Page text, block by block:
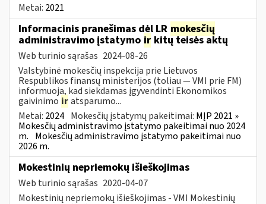
Metai: 2021
Informacinis pranešimas dėl LR mokesčių
administravimo įstatymo ir kitų teisės aktų
Web turinio sąrašas 2024-08-26
Valstybinė mokesčių inspekcija prie Lietuvos
Respublikos finansų ministerijos (toliau — VMI prie FM)
informuoja, kad siekdamas įgyvendinti Ekonomikos
gaivinimo iratsparumo...
Metai: 2024 Mokesčių įstatymų pakeitimai: MĮP 2021 »
Mokesčių administravimo įstatymo pakeitimai nuo 2024
m. Mokesčių administravimo įstatymo pakeitimai nuo
2026 m.
Mokestinių nepriemokų išieškojimas
Web turinio sąrašas 2020-04-07
Mokestinių nepriemokų išieškojimas - VMI Mokestinių